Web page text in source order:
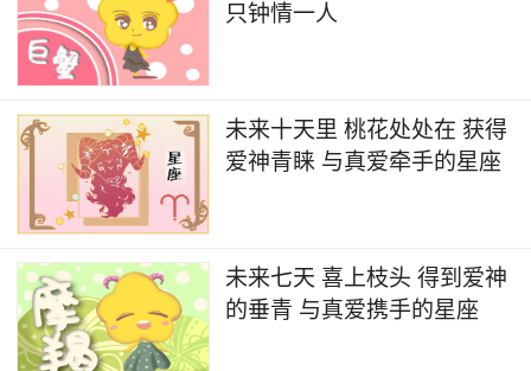
只钟情一人
未来十天里 桃花处处在 获得
爱神青睐 与真爱牵手的星座
未来七天 喜上枝头 得到爱神
的垂青 与真爱携手的星座